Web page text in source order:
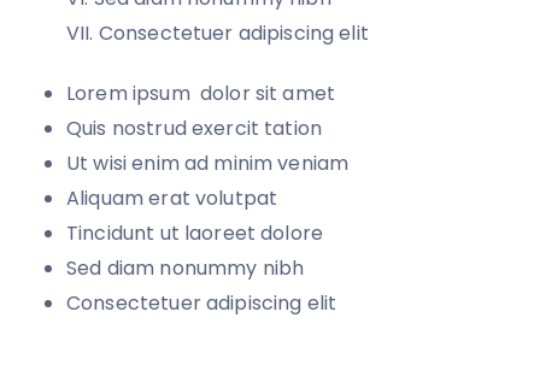
Consectetuer adipiscing elit
Lorem ipsum dolor sit amet
Quis nostrud exercit tation
Ut wisi enim ad minim veniam
Aliquam erat volutpat
Tincidunt ut laoreet dolore
Sed diam nonummy nibh
Consectetuer adipiscing elit